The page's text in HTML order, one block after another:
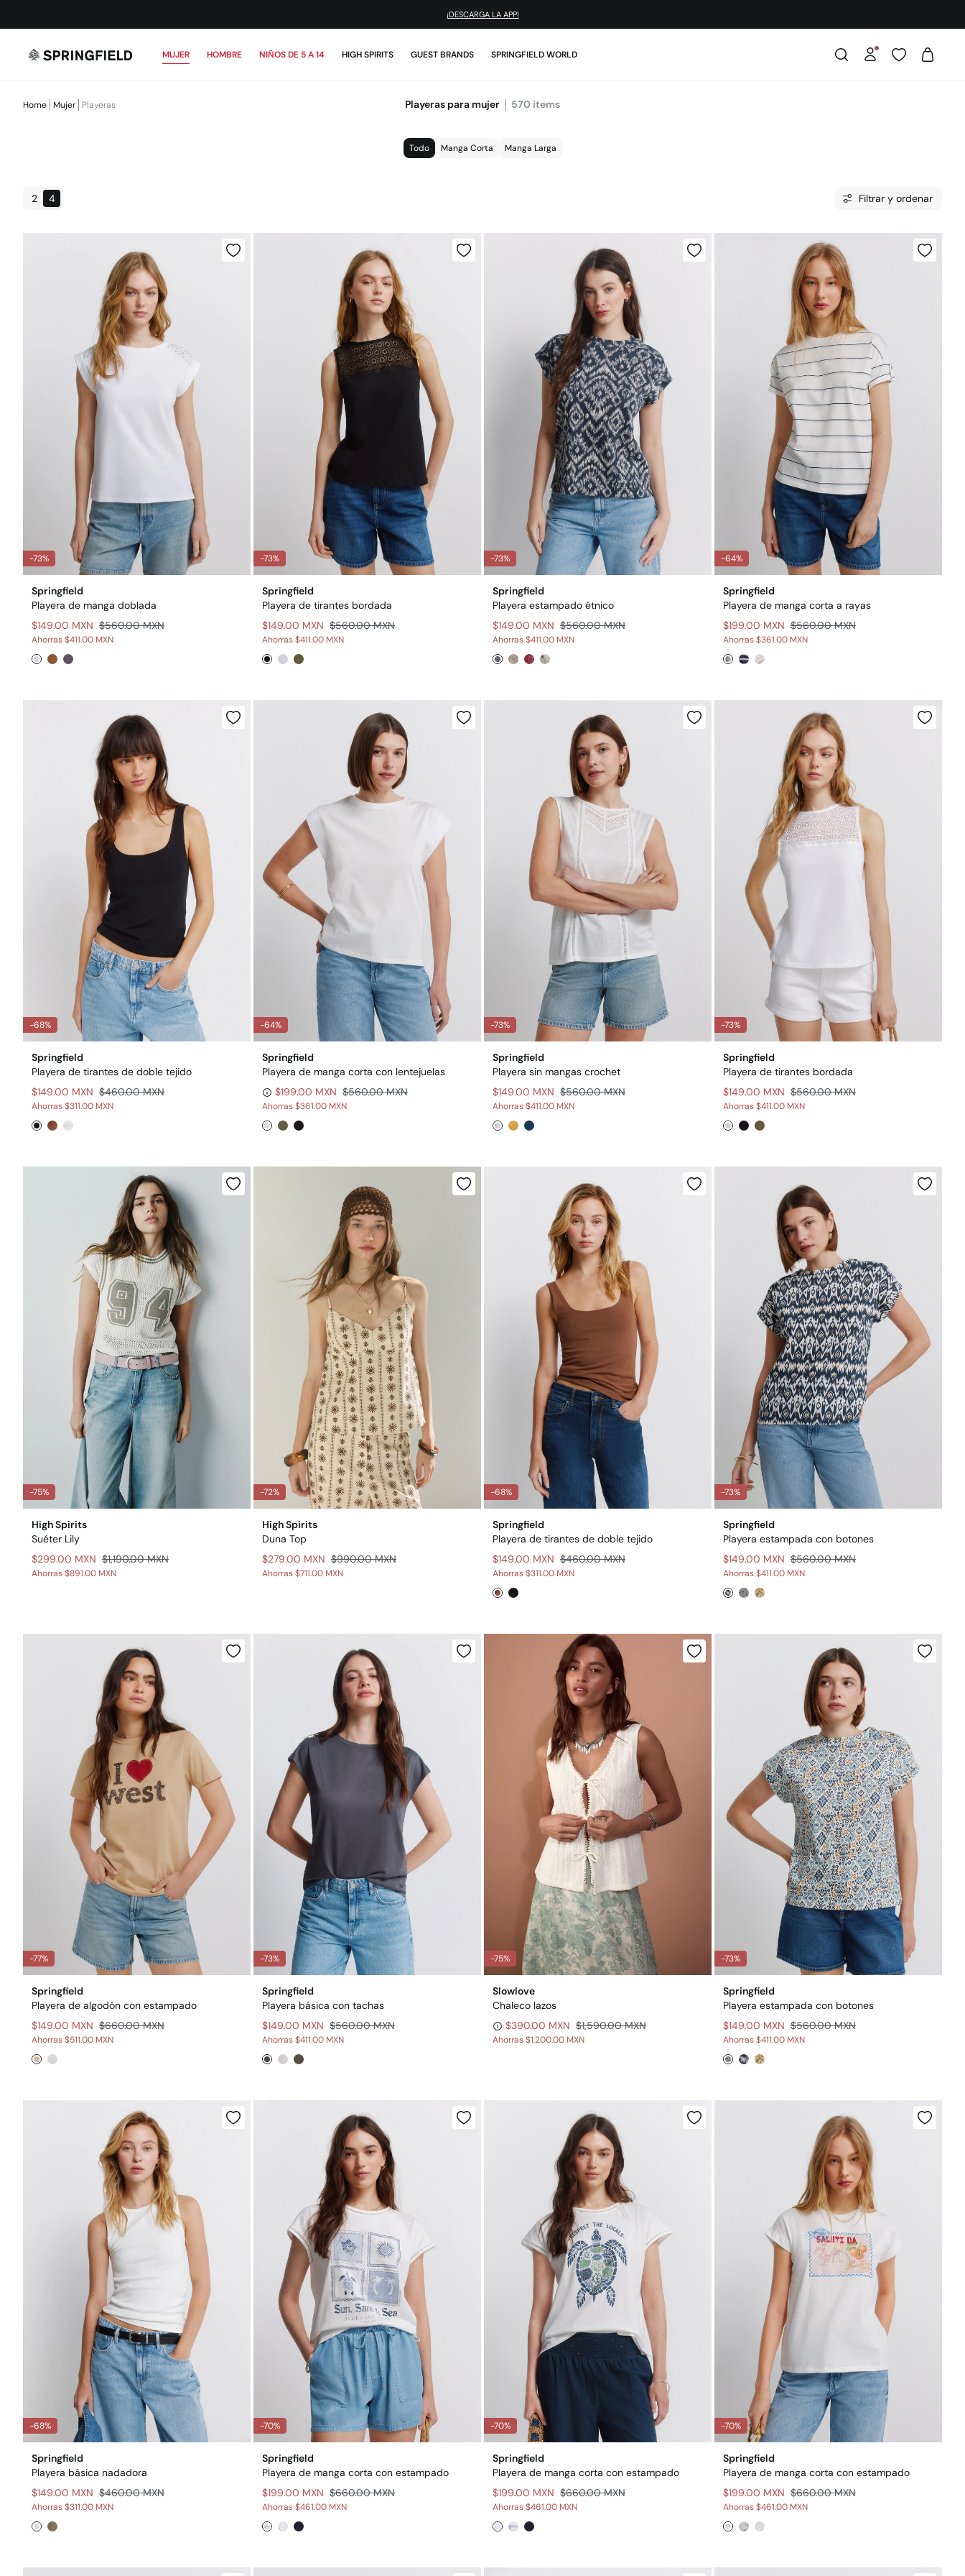
¡DESCARGA LA APP!
MUJER HOMBRE NIÑOS DE 5 A 14 HIGH SPIRITS GUEST BRANDS SPRINGFIELD WORLD
Home Mujer Playeras Playeras para mujer 570 items
Todo Manga Corta Manga Larga
2 4 Filtrar y ordenar
-73%
Springfield
Playera de manga doblada
$149.00 MXN $560.00 MXN
Ahorras$411.00 MXN
-73%
Springfield
Playera de tirantes bordada
$149.00 MXN $560.00 MXN
Ahorras$411.00 MXN
-73%
Springfield
Playera estampado étnico
$149.00 MXN $560.00 MXN
Ahorras$411.00 MXN
-64%
Springfield
Playera de manga corta a rayas
$199.00 MXN $560.00 MXN
Ahorras$361.00 MXN
-68%
Springfield
Playera de tirantes de doble tejido
$149.00 MXN $460.00 MXN
Ahorras$311.00 MXN
-64%
Springfield
Playera de manga corta con lentejuelas
$199.00 MXN $560.00 MXN
Ahorras$361.00 MXN
-73%
Springfield
Playera sin mangas crochet
$149.00 MXN $560.00 MXN
Ahorras$411.00 MXN
-73%
Springfield
Playera de tirantes bordada
$149.00 MXN $560.00 MXN
Ahorras$411.00 MXN
-75%
High Spirits
Suéter Lily
$299.00 MXN $1,190.00 MXN
Ahorras$891.00 MXN
-72%
High Spirits
Duna Top
$279.00 MXN $990.00 MXN
Ahorras$711.00 MXN
-68%
Springfield
Playera de tirantes de doble tejido
$149.00 MXN $460.00 MXN
Ahorras$311.00 MXN
-73%
Springfield
Playera estampada con botones
$149.00 MXN $560.00 MXN
Ahorras$411.00 MXN
-77%
Springfield
Playera de algodón con estampado
$149.00 MXN $660.00 MXN
Ahorras$511.00 MXN
-73%
Springfield
Playera básica con tachas
$149.00 MXN $560.00 MXN
Ahorras$411.00 MXN
-75%
Slowlove
Chaleco lazos
$390.00 MXN $1,590.00 MXN
Ahorras$1,200.00 MXN
-73%
Springfield
Playera estampada con botones
$149.00 MXN $560.00 MXN
Ahorras$411.00 MXN
-68%
Springfield
Playera básica nadadora
$149.00 MXN $460.00 MXN
Ahorras$311.00 MXN
-70%
Springfield
Playera de manga corta con estampado
$199.00 MXN $660.00 MXN
Ahorras$461.00 MXN
-70%
Springfield
Playera de manga corta con estampado
$199.00 MXN $660.00 MXN
Ahorras$461.00 MXN
-70%
Springfield
Playera de manga corta con estampado
$199.00 MXN $660.00 MXN
Ahorras$461.00 MXN